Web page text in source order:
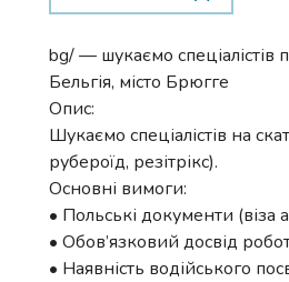
bg/ — шукаємо спеціалістів
Бельгія, місто Брюгге
Опис:
Шукаємо спеціалістів на
рубероїд, резітрікс).
Основні вимоги:
• Польські документи (віза
• Обов’язковий досвід
• Наявність водійського